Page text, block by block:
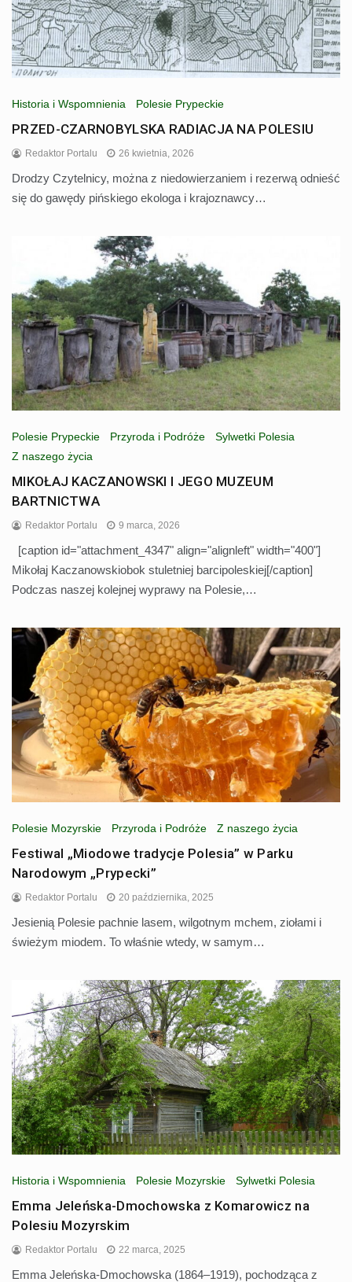
Historia i Wspomnienia Polesie Prypeckie
PRZED-CZARNOBYLSKA RADIACJA NA POLESIU
Redaktor Portalu 26 kwietnia, 2026
Drodzy Czytelnicy, można z niedowierzaniem i rezerwą odnieść
się do gawędy pińskiego ekologa i krajoznawcy…
Polesie Prypeckie Przyroda i Podróże
Sylwetki Polesia
Z naszego życia
MIKOŁAJ KACZANOWSKI I JEGO MUZEUM
BARTNICTWA
Redaktor Portalu 9 marca, 2026
[caption id="attachment_4347" align="alignleft" width="400"]
Mikołaj Kaczanowskiobok stuletniej barcipoleskiej[/caption]
Podczas naszej kolejnej wyprawy na Polesie,…
Polesie Mozyrskie Przyroda i Podróże Z naszego życia
Festiwal „Miodowe tradycje Polesia” w Parku
Narodowym „Prypecki”
Redaktor Portalu 20 października, 2025
Jesienią Polesie pachnie lasem, wilgotnym mchem, ziołami i
świeżym miodem. To właśnie wtedy, w samym…
Historia i Wspomnienia Polesie Mozyrskie Sylwetki Polesia
Emma Jeleńska-Dmochowska z Komarowicz na
Polesiu Mozyrskim
Redaktor Portalu 22 marca, 2025
Emma Jeleńska-Dmochowska (1864–1919), pochodząca z